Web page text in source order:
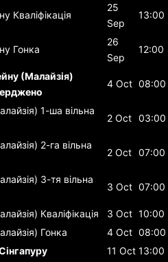
Кваліфікація
25
Sep
13:00
Гонка
26
Sep
12:00
(Малайзія)
4 Oct 08:00
1-ша вільна
2 Oct 03:00
2-га вільна
2 Oct 07:00
3-тя вільна
3 Oct 07:00
Кваліфікація 3 Oct 10:00
Гонка 4 Oct 08:00
11 Oct 13:00